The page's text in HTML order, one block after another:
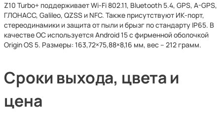
Z10 Turbo+ поддерживает Wi-Fi 802.11, Bluetooth 5.4, GPS, A-GPS,
ГЛОНАСС, Galileo, QZSS и NFC. Также присутствуют ИК-порт,
стереодинамики и защита от пыли и брызг по стандарту IP65. В
качестве ОС используется Android 15 с фирменной оболочкой
Origin OS 5. Размеры: 163,72×75,88×8,16 мм, вес – 212 грамм.
Сроки выхода, цвета и
цена